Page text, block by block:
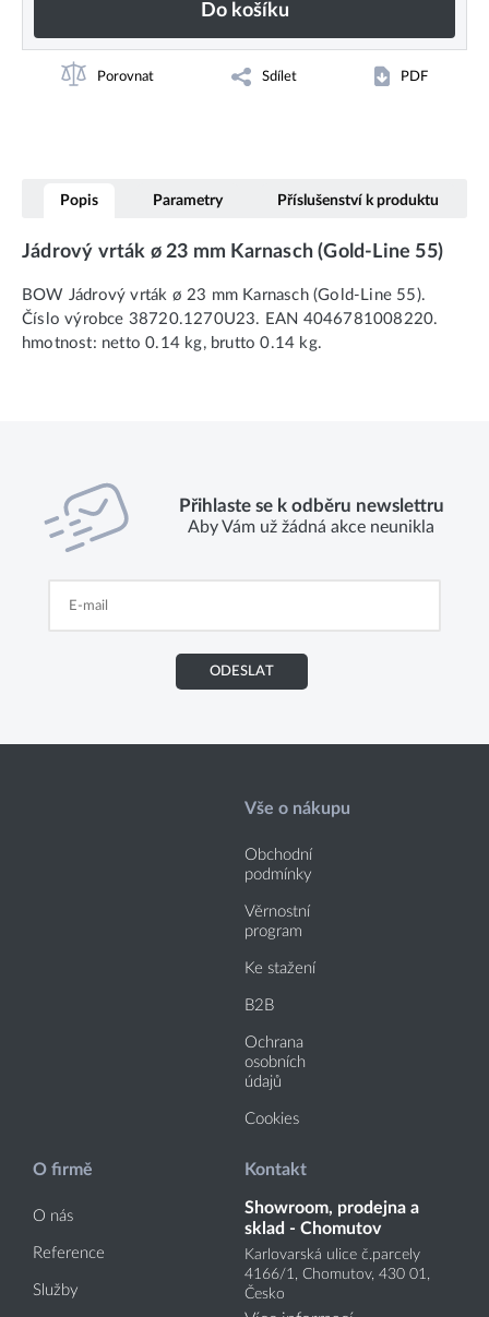
Do košíku
Porovnat Sdílet PDF
Popis Parametry Příslušenství k produktu
Jádrový vrták ø 23 mm Karnasch (Gold-Line 55)
BOW Jádrový vrták ø 23 mm Karnasch (Gold-Line 55).
Číslo výrobce 38720.1270U23. EAN 4046781008220.
hmotnost: netto 0.14 kg, brutto 0.14 kg.
Přihlaste se k odběru newslettru
Aby Vám už žádná akce neunikla
ODESLAT
Vše o nákupu
Obchodní
podmínky
Věrnostní
program
Ke stažení
B2B
Ochrana
osobních
údajů
Cookies
O firmě
O nás
Reference
Služby
Kontakt
Showroom, prodejna a
sklad - Chomutov
Karlovarská ulice č.parcely
4166/1, Chomutov, 430 01,
Česko